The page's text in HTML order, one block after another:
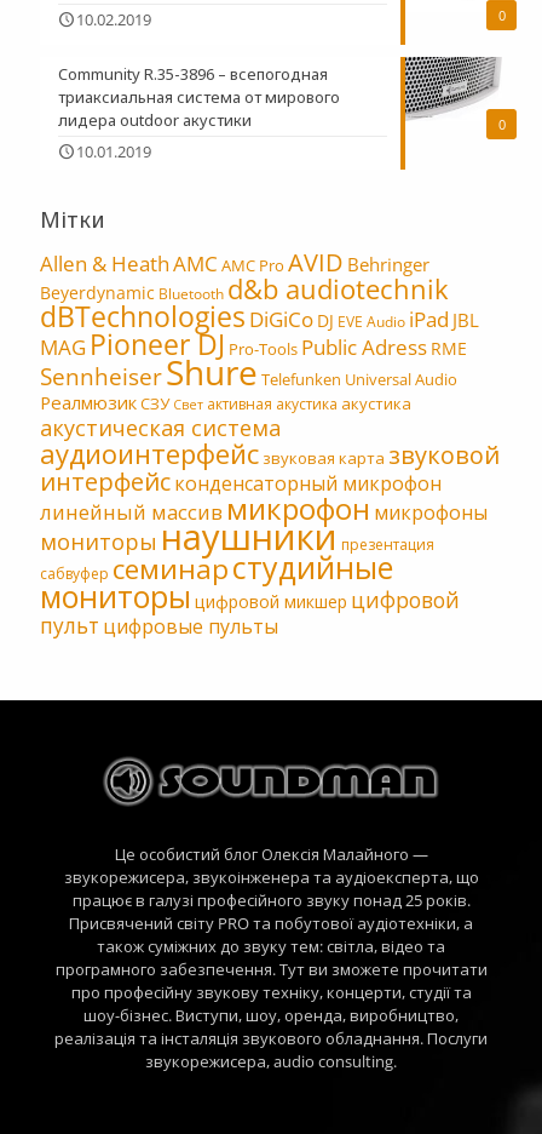
0
10.02.2019
0
Community R.35-3896 – всепогодная
триаксиальная система от мирового
лидера outdoor акустики
10.01.2019
Мітки
Allen & HeathAMC AMC Pro AVID Behringer
Beyerdynamic Bluetooth d&b audiotechnik
dBTechnologies DiGiCo DJ EVE Audio iPad JBL
MAG Pioneer DJ Pro-Tools Public Adress RME
SennheiserShure Telefunken Universal Audio
РеалмюзикСЗУ Свет активная акустика акустика
акустическая система
аудиоинтерфейс звуковая карта звуковой
интерфейсконденсаторный микрофон
линейный массив микрофон микрофоны
мониторы наушники презентация
сабвуфер семинарстудийные
мониторы цифровой микшер цифровой
пульт цифровые пульты
Це особистий блог Олексія Малайного —
звукорежисера, звукоінженера та аудіоексперта, що
працює в галузі професійного звуку понад 25 років.
Присвячений світу PRO та побутової аудіотехніки, а
також суміжних до звуку тем: світла, відео та
програмного забезпечення. Тут ви зможете прочитати
про професійну звукову техніку, концерти, студії та
шоу-бізнес. Виступи, шоу, оренда, виробництво,
реалізація та інсталяція звукового обладнання. Послуги
звукорежисера, audio consulting.